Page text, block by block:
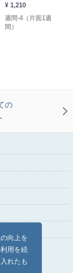
向上を
用を続
れたも
¥ 1,210
週間-4（片面1週
間）
の